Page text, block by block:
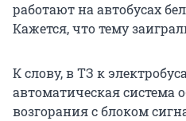
работают на автобусах
Кажется, что тему
К слову, в ТЗ к
автоматическая система
возгорания с блоком